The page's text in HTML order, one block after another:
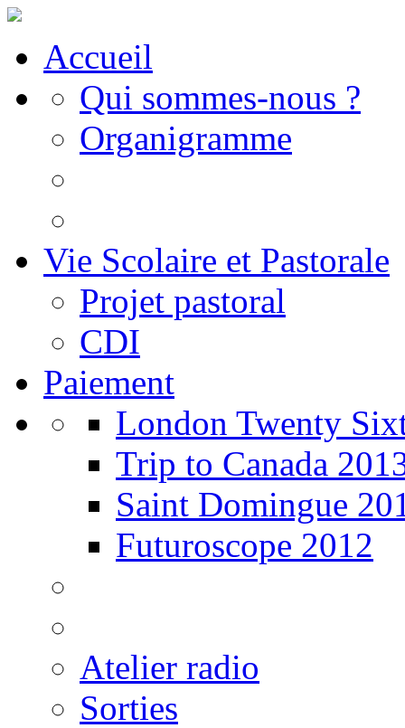
Accueil
Qui sommes-nous ?
Organigramme
Vie Scolaire et Pastorale
Projet pastoral
CDI
Paiement
London Twenty
Trip to Canada
Saint Domingue
Futuroscope 2012
Atelier radio
Sorties